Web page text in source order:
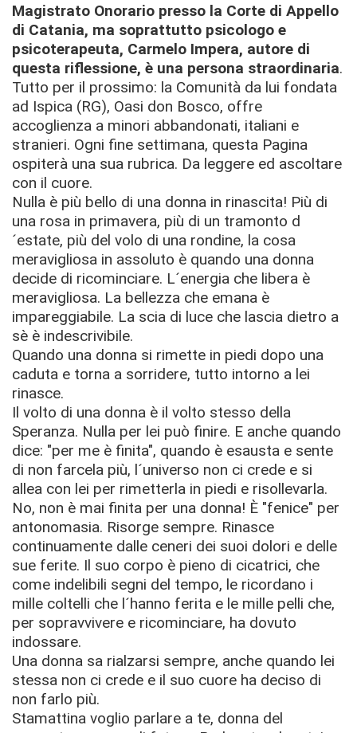
Magistrato Onorario presso la Corte di Appello
di Catania, ma soprattutto psicologo e
psicoterapeuta, Carmelo Impera, autore di
questa riflessione, è una persona straordinaria.
Tutto per il prossimo: la Comunità da lui fondata
ad Ispica (RG), Oasi don Bosco, offre
accoglienza a minori abbandonati, italiani e
stranieri. Ogni fine settimana, questa Pagina
ospiterà una sua rubrica. Da leggere ed ascoltare
con il cuore.
Nulla è più bello di una donna in rinascita! Più di
una rosa in primavera, più di un tramonto d
´estate, più del volo di una rondine, la cosa
meravigliosa in assoluto è quando una donna
decide di ricominciare. L´energia che libera è
meravigliosa. La bellezza che emana è
impareggiabile. La scia di luce che lascia dietro a
sè è indescrivibile.
Quando una donna si rimette in piedi dopo una
caduta e torna a sorridere, tutto intorno a lei
rinasce.
Il volto di una donna è il volto stesso della
Speranza. Nulla per lei può finire. E anche quando
dice: "per me è finita", quando è esausta e sente
di non farcela più, l´universo non ci crede e si
allea con lei per rimetterla in piedi e risollevarla.
No, non è mai finita per una donna! È "fenice" per
antonomasia. Risorge sempre. Rinasce
continuamente dalle ceneri dei suoi dolori e delle
sue ferite. Il suo corpo è pieno di cicatrici, che
come indelibili segni del tempo, le ricordano i
mille coltelli che l´hanno ferita e le mille pelli che,
per sopravvivere e ricominciare, ha dovuto
indossare.
Una donna sa rialzarsi sempre, anche quando lei
stessa non ci crede e il suo cuore ha deciso di
non farlo più.
Stamattina voglio parlare a te, donna del